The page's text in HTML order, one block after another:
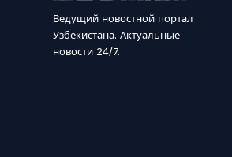
Ведущий новостной портал
Узбекистана. Актуальные
новости 24/7.